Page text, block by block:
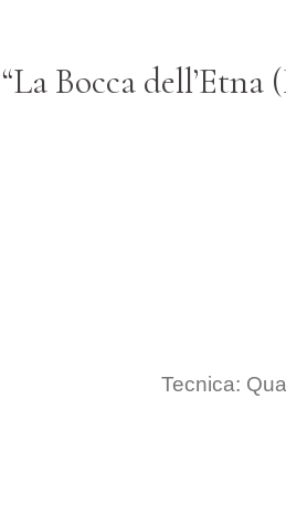
“La Bocca
Tecnica: